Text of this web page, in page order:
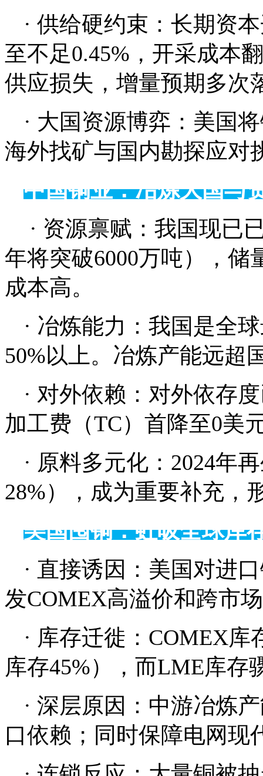
· 供给硬约束：长期资
至不足0.45%，开采成本
供应损失，增量预期多次
· 大国资源博弈：美国
海外找矿与国内勘探应对
中国铜业：冶炼大国与
· 资源禀赋：我国现已
年将突破6000万吨），储
成本高。
· 冶炼能力：我国是全
50%以上。冶炼产能远超
· 对外依赖：对外依存
加工费（TC）首降至0美
· 原料多元化：2024年
28%），成为重要补充，
美国囤铜：虹吸全球库
· 直接诱因：美国对进
发COMEX高溢价和跨市
· 库存迁徙：COMEX
库存45%），而LME库存
· 深层原因：中游冶炼
口依赖；同时保障电网